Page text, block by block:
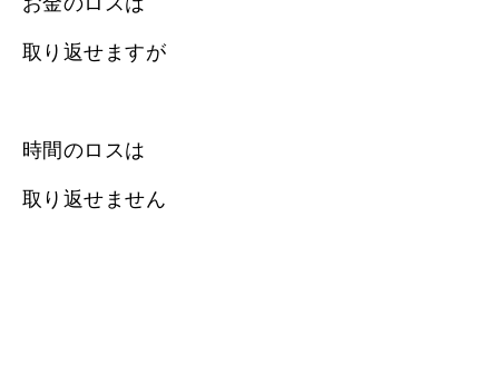
取り返せますが
時間のロスは
取り返せません